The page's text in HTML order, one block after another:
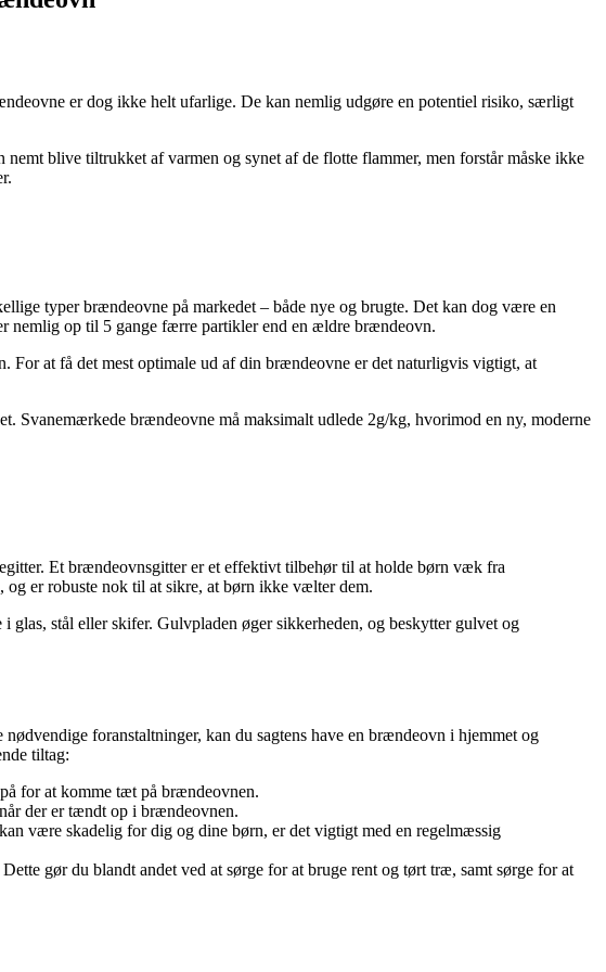
er dog ikke helt ufarlige. De kan nemlig udgøre en potentiel risiko, særligt
blive tiltrukket af varmen og synet af de flotte flammer, men forstår måske ikke
typer brændeovne på markedet – både nye og brugte. Det kan dog være en
nemlig op til 5 gange færre partikler end en ældre brændeovn.
For at få det mest optimale ud af din brændeovne er det naturligvis vigtigt, at
Svanemærkede brændeovne må maksimalt udlede 2g/kg, hvorimod en ny, moderne
Et brændeovnsgitter er et effektivt tilbehør til at holde børn væk fra
er robuste nok til at sikre, at børn ikke vælter dem.
stål eller skifer. Gulvpladen øger sikkerheden, og beskytter gulvet og
foranstaltninger, kan du sagtens have en brændeovn i hjemmet og
tiltag:
for at komme tæt på brændeovnen.
der er tændt op i brændeovnen.
være skadelig for dig og dine børn, er det vigtigt med en regelmæssig
gør du blandt andet ved at sørge for at bruge rent og tørt træ, samt sørge for at